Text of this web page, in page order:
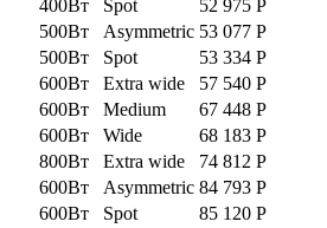
400Вт
Spot 52 975 Р
500Вт
Asymmetric 53 077 Р
500Вт
Spot 53 334 Р
600Вт
Extra wide 57 540 Р
600Вт
Medium 67 448 Р
600Вт
Wide 68 183 Р
800Вт
Extra wide 74 812 Р
600Вт
Asymmetric 84 793 Р
600Вт
Spot 85 120 Р